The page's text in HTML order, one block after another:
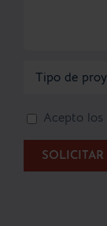
Acepto los
SOLICITAR